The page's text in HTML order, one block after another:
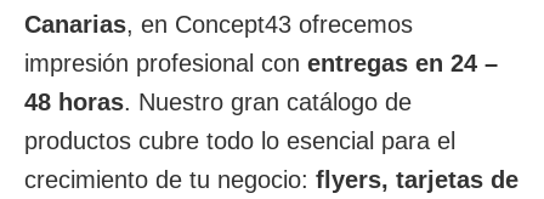
Ver productos
Canarias, en Concept43 ofrecemos
impresión profesional con entregas en 24 –
48 horas. Nuestro gran catálogo de
productos cubre todo lo esencial para el
crecimiento de tu negocio: flyers, tarjetas de